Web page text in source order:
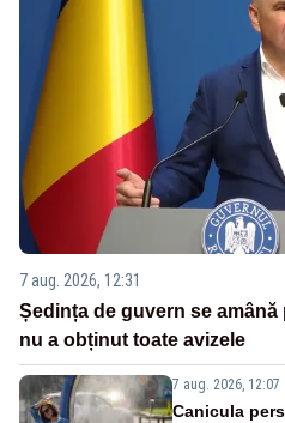
7 aug. 2026, 12:31
Ședința de guvern se
nu a obținut toate avizele
7 aug. 2026, 12:07
Canicula